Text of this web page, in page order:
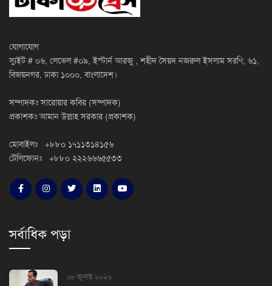
যোগাযোগ
স্যুইট # ০৬, লেভেল #০৯, ইস্টার্ন আরজু , শহীদ সৈয়দ নজরুল ইসলাম সরণি, ৬১,
বিজয়নগর, ঢাকা ১০০০, বাংলাদেশ।
সম্পাদকঃ সারোয়ার কবির (সম্পাদক)
প্রকাশকঃ আমান উল্লাহ সরকার (প্রকাশক)
মোবাইলঃ +৮৮০ ১৭১১৩১৪১৫৬
টেলিফোনঃ +৮৮০ ২২২৬৬৬৫৫৩৩
সর্বাধিক পড়া
০৮ জুলাই ২০২৬